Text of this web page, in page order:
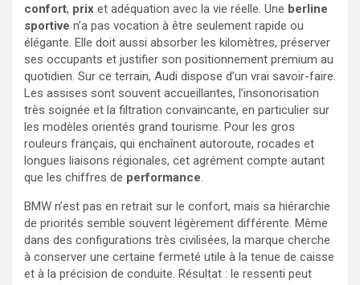
confort, prix et adéquation avec la vie réelle. Une berline
sportive n’a pas vocation à être seulement rapide ou
élégante. Elle doit aussi absorber les kilomètres, préserver
ses occupants et justifier son positionnement premium au
quotidien. Sur ce terrain, Audi dispose d’un vrai savoir-faire.
Les assises sont souvent accueillantes, l’insonorisation
très soignée et la filtration convaincante, en particulier sur
les modèles orientés grand tourisme. Pour les gros
rouleurs français, qui enchaînent autoroute, rocades et
longues liaisons régionales, cet agrément compte autant
que les chiffres de performance.
BMW n’est pas en retrait sur le confort, mais sa hiérarchie
de priorités semble souvent légèrement différente. Même
dans des configurations très civilisées, la marque cherche
à conserver une certaine fermeté utile à la tenue de caisse
et à la précision de conduite. Résultat : le ressenti peut